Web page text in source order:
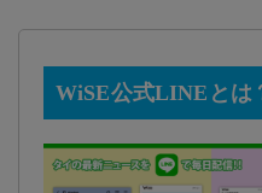
WiSE公式LINEとは